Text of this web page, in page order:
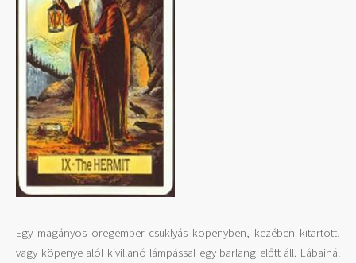
Egy magányos öregember csuklyás köpenyben, kezében kitartott,
vagy köpenye alól kivillanó lámpással egy barlang előtt áll. Lábainál